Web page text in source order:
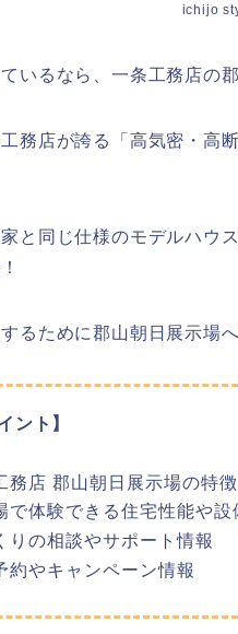
ichijo
いるなら、一条工務店の
務店が誇る「高気密・高
と同じ仕様のモデルハウ
るために郡山朝日展示場
ント】
務店 郡山朝日展示場の特
で体験できる住宅性能や設
りの相談やサポート情報
約やキャンペーン情報